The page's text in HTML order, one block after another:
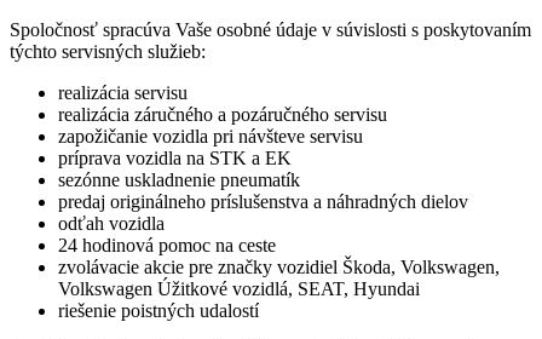
Spoločnosť spracúva Vaše osobné údaje v súvislosti s poskytovaním
týchto servisných služieb:
realizácia servisu
realizácia záručného a pozáručného servisu
zapožičanie vozidla pri návšteve servisu
príprava vozidla na STK a EK
sezónne uskladnenie pneumatík
predaj originálneho príslušenstva a náhradných dielov
odťah vozidla
24 hodinová pomoc na ceste
zvolávacie akcie pre značky vozidiel Škoda, Volkswagen,
Volkswagen Úžitkové vozidlá, SEAT, Hyundai
riešenie poistných udalostí